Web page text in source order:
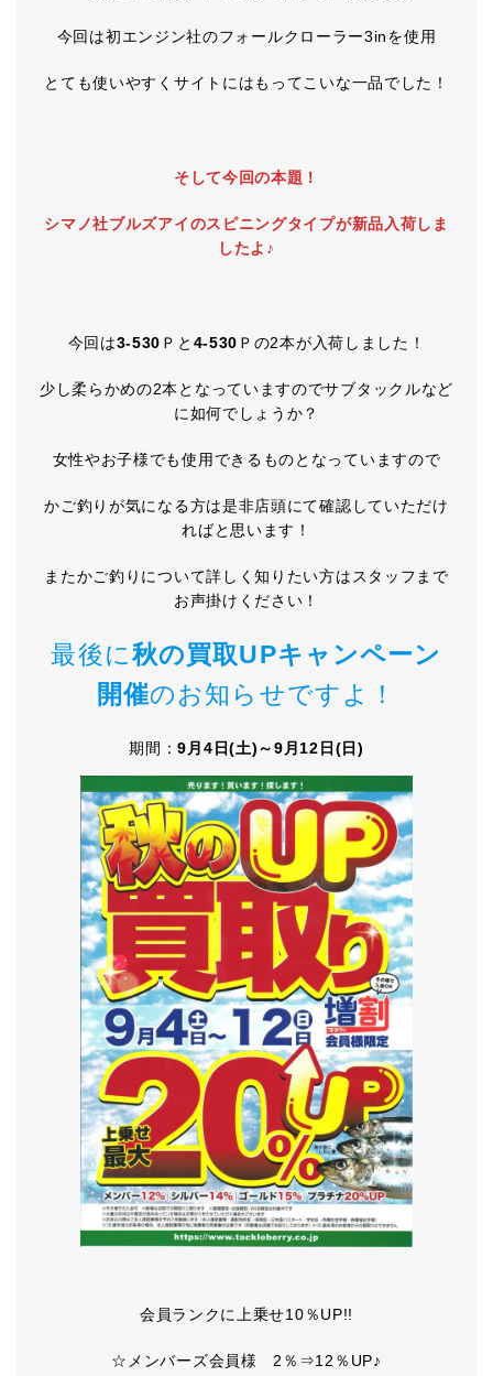
今回は初エンジン社のフォールクローラー3inを使用
とても使いやすくサイトにはもってこいな一品でした！
そして今回の本題！
シマノ社ブルズアイのスピニングタイプが新品入荷しま
したよ♪
今回は3-530 Ｐと 4-530 Ｐの2本が入荷しました！
少し柔らかめの2本となっていますのでサブタックルなど
に如何でしょうか？
女性やお子様でも使用できるものとなっていますので
かご釣りが気になる方は是非店頭にて確認していただけ
ればと思います！
またかご釣りについて詳しく知りたい方はスタッフまで
お声掛けください！
最後に秋の買取UPキャンペーン
開催のお知らせですよ！
期間：9月4日(土)～9月12日(日)
会員ランクに上乗せ10％UP!!
☆メンバーズ会員様 2％⇒12％UP♪